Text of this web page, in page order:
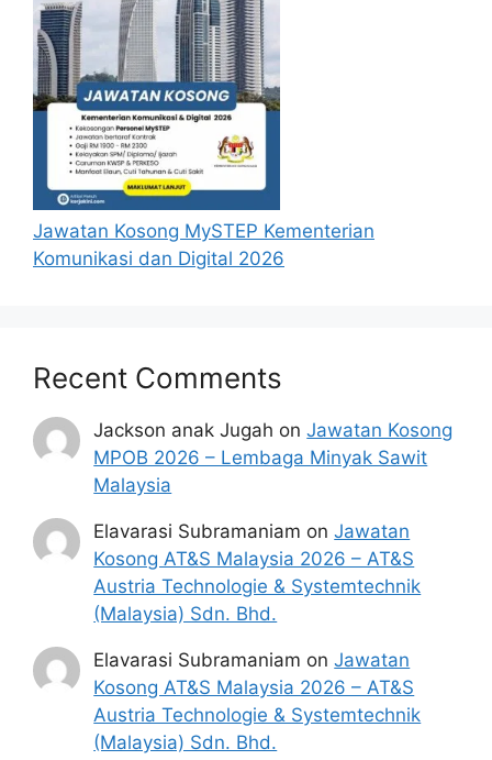
Bahasa Melayu/ Pendidikan Islam/ Bahasa
Inggeris), graduan perlu memiliki sekurang-
kurangnya Kepujian (sekurang-kurangnya Gred
C) dalam mata pelajaran Bahasa Cina di
peringkat SPM;
Bagi opsyen mata pelajaran di SJKT(kecuali
Bahasa Melayu/ Pendidikan Islam/ Bahasa
Inggeris), graduan perlu memiliki sekurang-
kurangnya Kepujian (sekurang-kurangnya Gred
C) dalam mata pelajaran Bahasa Tamil di
peringkat SPM;
Bagi opsyen Tahfiz,graduan disyaratkan
memiliki Diploma Tahfiz atau Sijil Tahfiz
Jawatan Kosong MySTEP Kementerian
Komunikasi dan Digital 2026
Recent Comments
Jackson anak Jugah onJawatan Kosong
MPOB 2026 – Lembaga Minyak Sawit
Malaysia
Elavarasi Subramaniam onJawatan
Kosong AT&S Malaysia 2026 – AT&S
Austria Technologie & Systemtechnik
(Malaysia) Sdn. Bhd.
Elavarasi Subramaniam onJawatan
Kosong AT&S Malaysia 2026 – AT&S
Austria Technologie & Systemtechnik
(Malaysia) Sdn. Bhd.